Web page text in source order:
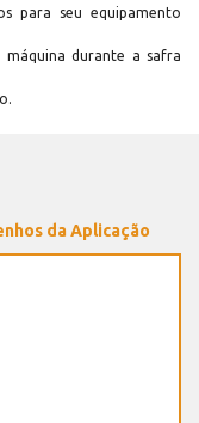
para seu equipamento
máquina durante a safra
da Aplicação